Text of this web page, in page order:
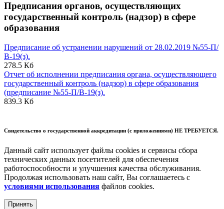
Предписания органов, осуществляющих
государственный контроль (надзор) в сфере
образования
Предписание об устранении нарушений от 28.02.2019 №55-П/
В-19(з).
278.5 Кб
Отчет об исполнении предписания органа, осуществляющего
государственный контроль (надзор) в сфере образования
(предписание №55-П/В-19(з).
839.3 Кб
Свидетельство о государственной аккредитации (с приложениями) НЕ ТРЕБУЕТСЯ.
Данный сайт использует файлы cookies и сервисы сбора
технических данных посетителей для обеспечения
работоспособности и улучшения качества обслуживания.
Продолжая использовать наш сайт, Вы соглашаетесь с
условиями использования файлов cookies.
Принять